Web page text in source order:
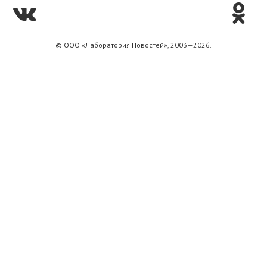
© ООО «Лаборатория Новоcтей», 2003—2026.